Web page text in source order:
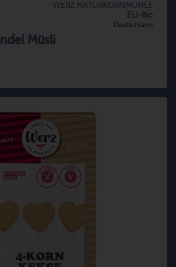
WERZ NATURKORNMÜHLE
EU-Bio
Deutschland
Müsli